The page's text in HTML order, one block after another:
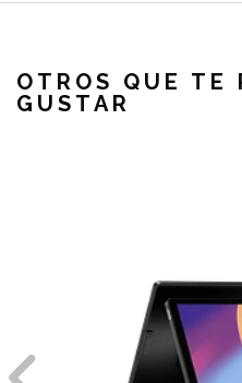
OTROS QUE TE
GUSTAR